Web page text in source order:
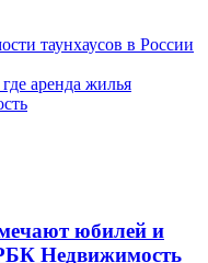
таунхаусов в России
аренда жилья
юбилей и
Недвижимость